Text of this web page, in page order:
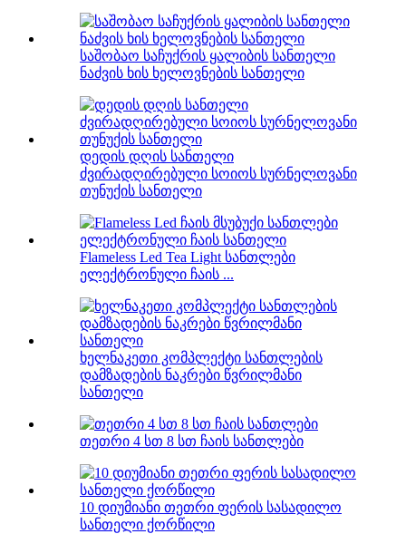
საშობაო საჩუქრის ყალიბის სანთელი
ნაძვის ხის ხელოვნების სანთელი
დედის დღის სანთელი
ძვირადღირებული სოიოს სურნელოვანი
თუნუქის სანთელი
Flameless Led Tea Light სანთლები
ელექტრონული ჩაის ...
ხელნაკეთი კომპლექტი სანთლების
დამზადების ნაკრები წვრილმანი
სანთელი
თეთრი 4 სთ 8 სთ ჩაის სანთლები
10 დიუმიანი თეთრი ფერის სასადილო
სანთელი ქორწილი